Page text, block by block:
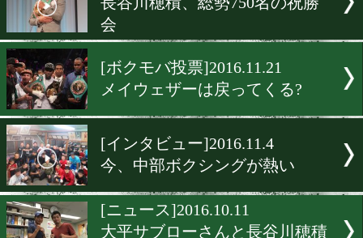
新着 KO KiNG
[ニュース]2016.11.26
長谷川穂積、総勢750名の
[ボクモバ投票]2016.11.21